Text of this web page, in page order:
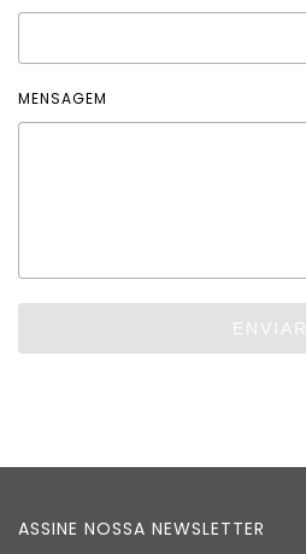
MENSAGEM
ENVIAR
ASSINE NOSSA NEWSLETTER